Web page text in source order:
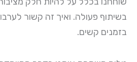
בשיתוף פעולה. ואיך זה קשור
בזמנים קשים.